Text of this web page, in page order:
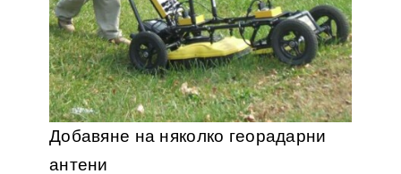
Добавяне на няколко георадарни
антени